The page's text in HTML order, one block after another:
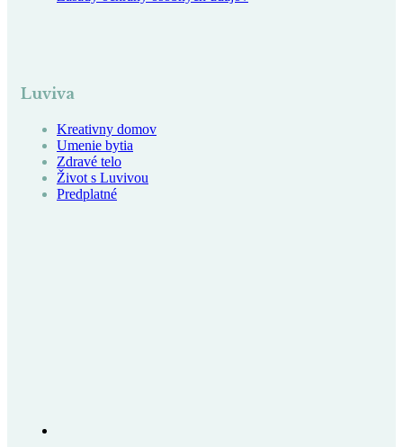
Luviva
Kreativny domov
Umenie bytia
Zdravé telo
Život s Luvivou
Predplatné